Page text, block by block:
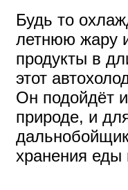
Будь то
летнюю жару
продукты в
этот
Он подойдёт
природе, и
хранения еды